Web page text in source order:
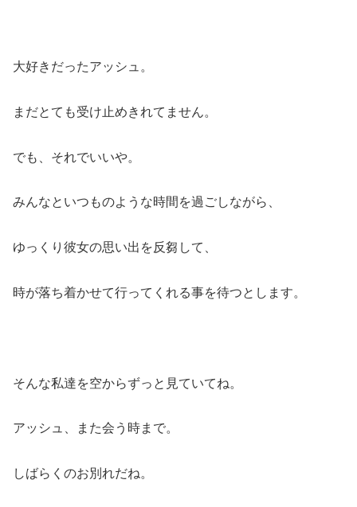
大好きだったアッシュ。
まだとても受け止めきれてません。
でも、それでいいや。
みんなといつものような時間を過ごしながら、
ゆっくり彼女の思い出を反芻して、
時が落ち着かせて行ってくれる事を待つとします。
そんな私達を空からずっと見ていてね。
アッシュ、また会う時まで。
しばらくのお別れだね。